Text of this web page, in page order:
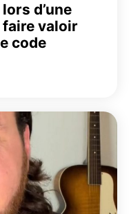
d’une
valoir
code